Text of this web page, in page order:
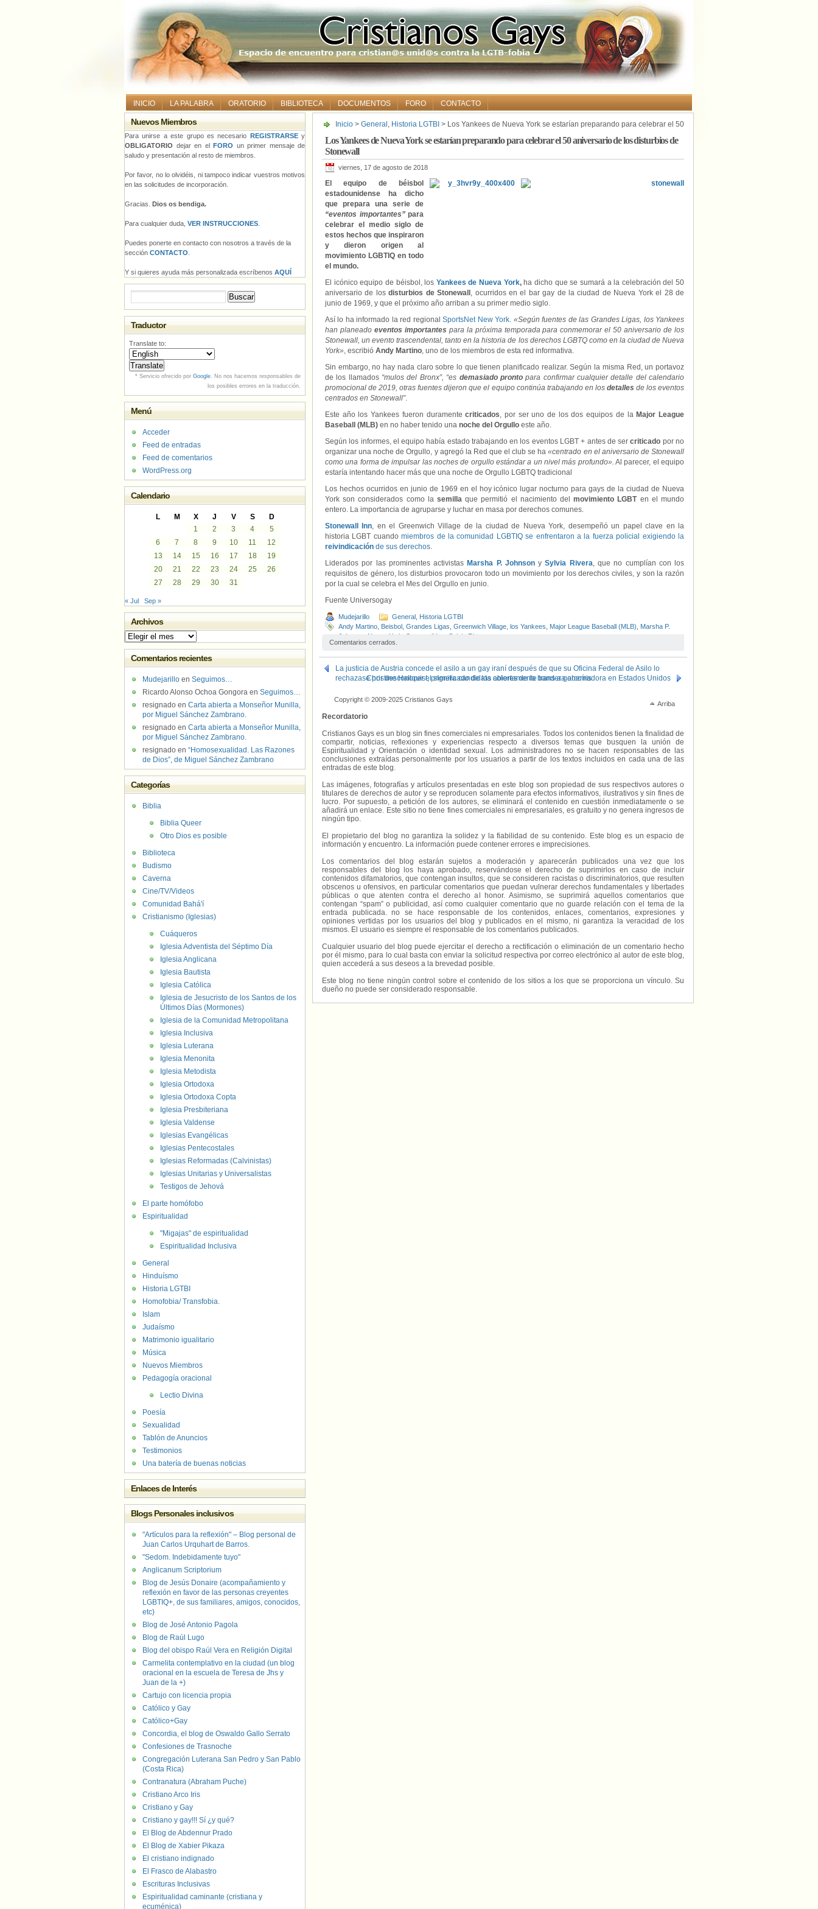
INICIO LA PALABRA ORATORIO BIBLIOTECA DOCUMENTOS FORO CONTACTO
Inicio > General , Historia LGTBI > Los Yankees de Nueva York se estarían preparando para celebrar el 50
Los Yankees de Nueva York se estarían preparando para celebrar el 50 aniversario de los disturbios de
Stonewall
viernes, 17 de agosto de 2018
El equipo de béisbol
estadounidense ha dicho
que prepara una serie de
“eventos importantes”para
celebrar el medio siglo de
estos hechos que inspiraron
y dieron origen al
movimiento LGBTIQ en todo
el mundo.
El icónico equipo de béisbol, los Yankees de Nueva York, ha dicho que se sumará a la celebración del 50
aniversario de losdisturbios de Stonewall , ocurridos en el bar gay de la ciudad de Nueva York el 28 de
junio de 1969, y que el próximo año arriban a su primer medio siglo.
Así lo ha informado la red regionalSportsNet New York. «Según fuentes de las Grandes Ligas, los Yankees
han planeadoeventos importantes para la próxima temporada para conmemorar el 50 aniversario de los
Stonewall, un evento trascendental, tanto en la historia de los derechos LGBTQ como en la ciudad de Nueva
York», escribió Andy Martino, uno de los miembros de esta red informativa.
Sin embargo, no hay nada claro sobre lo que tienen planificado realizar. Según la misma Red, un portavoz
de los llamados “mulos del Bronx”, “es demasiado prontopara confirmar cualquier detalle del calendario
promocional de 2019, otras fuentes dijeron que el equipo continúa trabajando en los detalles de los eventos
centrados en Stonewall”.
Este año los Yankees fueron duramentecriticados, por ser uno de los dos equipos de la Major League
Baseball (MLB) en no haber tenido una noche del Orgullo este año.
Según los informes, el equipo había estado trabajando en los eventos LGBT + antes de sercriticado por no
organizar una noche de Orgullo, y agregó la Red que el club se ha«centrado en el aniversario de Stonewall
como una forma de impulsar las noches de orgullo estándar a un nivel más profundo». Al parecer, el equipo
estaría intentando hacer más que una noche de Orgullo LGBTQ tradicional
Los hechos ocurridos en junio de 1969 en el hoy icónico lugar nocturno para gays de la ciudad de Nueva
York son considerados como la semillaque permitió el nacimiento delmovimiento LGBT en el mundo
entero. La importancia de agruparse y luchar en masa por derechos comunes.
Stonewall Inn, en el Greenwich Village de la ciudad de Nueva York, desempeñó un papel clave en la
historia LGBT cuandomiembros de la comunidad LGBTIQ se enfrentaron a la fuerza policial exigiendo la
reivindicación de sus derechos.
Liderados por las prominentes activistas Marsha P. JohnsonySylvia Rivera, que no cumplían con los
requisitos de género, los disturbios provocaron todo un movimiento por los derechos civiles, y son la razón
por la cual se celebra el Mes del Orgullo en junio.
Fuente Universogay
Mudejarillo General Historia LGTBI
Andy Martino Beisbol Grandes Ligas Greenwich Village los Yankees Major League Baseball (MLB)
Marsha P.
Johnson
Nueva York Stonewall Inn
Sylvia Rivera
Comentarios cerrados.
La justicia de Austria concede el asilo a un gay iraní después de que su Oficina Federal de Asilo lo
rechazase por desconocer el significado de los colores de la bandera arcoíris
Christine Hallquist, primera candidata abiertamente trans a gobernadora en Estados Unidos
Arriba
Copyright © 2009-2025 Cristianos Gays
Recordatorio
Cristianos Gays es un blog sin fines comerciales ni empresariales. Todos los contenidos tienen la finalidad de
compartir, noticias, reflexiones y experiencias respecto a diversos temas que busquen la unión de
Espiritualidad y Orientación o identidad sexual. Los administradores no se hacen responsables de las
conclusiones extraídas personalmente por los usuarios a partir de los textos incluidos en cada una de las
entradas de este blog.
Las imágenes, fotografías y artículos presentadas en este blog son propiedad de sus respectivos autores o
titulares de derechos de autor y se reproducen solamente para efectos informativos, ilustrativos y sin fines de
lucro. Por supuesto, a petición de los autores, se eliminará el contenido en cuestión inmediatamente o se
añadirá un enlace. Este sitio no tiene fines comerciales ni empresariales, es gratuito y no genera ingresos de
ningún tipo.
El propietario del blog no garantiza la solidez y la fiabilidad de su contenido. Este blog es un espacio de
información y encuentro. La información puede contener errores e imprecisiones.
Los comentarios del blog estarán sujetos a moderación y aparecerán publicados una vez que los
responsables del blog los haya aprobado, reservándose el derecho de suprimirlos en caso de incluir
contenidos difamatorios, que contengan insultos, que se consideren racistas o discriminatorios, que resulten
obscenos u ofensivos, en particular comentarios que puedan vulnerar derechos fundamentales y libertades
públicas o que atenten contra el derecho al honor. Asimismo, se suprimirá aquellos comentarios que
contengan “spam” o publicidad, así como cualquier comentario que no guarde relación con el tema de la
entrada publicada. no se hace responsable de los contenidos, enlaces, comentarios, expresiones y
opiniones vertidas por los usuarios del blog y publicados en el mismo, ni garantiza la veracidad de los
mismos. El usuario es siempre el responsable de los comentarios publicados.
Cualquier usuario del blog puede ejercitar el derecho a rectificación o eliminación de un comentario hecho
por él mismo, para lo cual basta con enviar la solicitud respectiva por correo electrónico al autor de este blog,
quien accederá a sus deseos a la brevedad posible.
Este blog no tiene ningún control sobre el contenido de los sitios a los que se proporciona un vínculo. Su
dueño no puede ser considerado responsable.
Nuevos Miembros
Para unirse a este grupo es necesario REGISTRARSEy
OBLIGATORIO dejar en el FORO un primer mensaje de
saludo y presentación al resto de miembros.
Por favor, no lo olvidéis, ni tampoco indicar vuestros motivos
en las solicitudes de incorporación.
Gracias. Dios os bendiga.
Para cualquier duda, VER INSTRUCCIONES
Puedes ponerte en contacto con nosotros a través de la
sección CONTACTO
Y si quieres ayuda más personalizada escríbenos AQUÍ
Traductor
Translate to:
* Servicio ofrecido por Google. No nos hacemos responsables de
los posibles errores en la traducción.
Menú
Acceder
Feed de entradas
Feed de comentarios
WordPress.org
Calendario
L M X J V S
D
1
2 3 4
5
6
7 8 9 10 11
12
13
14 15 16 17 18
19
20
21 22 23 24 25
26
27
28 29 30 31
« Jul Sep »
Archivos
Archivos
Comentarios recientes
Mudejarillo en Seguimos…
Ricardo Alonso Ochoa Gongora en Seguimos…
resignado en Carta abierta a Monseñor Munilla,
por Miguel Sánchez Zambrano.
resignado en Carta abierta a Monseñor Munilla,
por Miguel Sánchez Zambrano.
resignado en “Homosexualidad. Las Razones
de Dios”, de Miguel Sánchez Zambrano
Categorías
Biblia
Biblia Queer
Otro Dios es posible
Biblioteca
Budismo
Caverna
Cine/TV/Videos
Comunidad Bahá'í
Cristianismo (Iglesias)
Cuáqueros
Iglesia Adventista del Séptimo Día
Iglesia Anglicana
Iglesia Bautista
Iglesia Católica
Iglesia de Jesucristo de los Santos de los
Últimos Días (Mormones)
Iglesia de la Comunidad Metropolitana
Iglesia Inclusiva
Iglesia Luterana
Iglesia Menonita
Iglesia Metodista
Iglesia Ortodoxa
Iglesia Ortodoxa Copta
Iglesia Presbiteriana
Iglesia Valdense
Iglesias Evangélicas
Iglesias Pentecostales
Iglesias Reformadas (Calvinistas)
Iglesias Unitarias y Universalistas
Testigos de Jehová
El parte homófobo
Espiritualidad
"Migajas" de espiritualidad
Espiritualidad Inclusiva
General
Hinduísmo
Historia LGTBI
Homofobia/ Transfobia.
Islam
Judaísmo
Matrimonio igualitario
Música
Nuevos Miembros
Pedagogía oracional
Lectio Divina
Poesía
Sexualidad
Tablón de Anuncios
Testimonios
Una batería de buenas noticias
Enlaces de Interés
Blogs Personales inclusivos
"Artículos para la reflexión" – Blog personal de
Juan Carlos Urquhart de Barros.
"Sedom. Indebidamente tuyo"
Anglicanum Scriptorium
Blog de Jesús Donaire (acompañamiento y
reflexión en favor de las personas creyentes
LGBTIQ+, de sus familiares, amigos, conocidos,
etc)
Blog de José Antonio Pagola
Blog de Raúl Lugo
Blog del obispo Raúl Vera en Religión Digital
Carmelita contemplativo en la ciudad (un blog
oracional en la escuela de Teresa de Jhs y
Juan de la +)
Cartujo con licencia propia
Católico y Gay
Católico+Gay
Concordia, el blog de Oswaldo Gallo Serrato
Confesiones de Trasnoche
Congregación Luterana San Pedro y San Pablo
(Costa Rica)
Contranatura (Abraham Puche)
Cristiano Arco Iris
Cristiano y Gay
Cristiano y gay!!! Sí ¿y qué?
El Blog de Abdennur Prado
El Blog de Xabier Pikaza
El cristiano indignado
El Frasco de Alabastro
Escrituras Inclusivas
Espiritualidad caminante (cristiana y
ecuménica)